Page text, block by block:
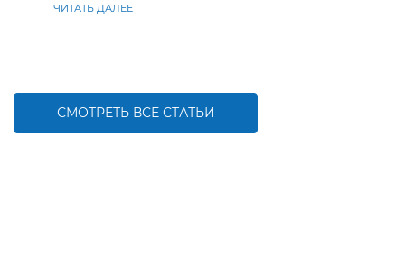
ЧИТАТЬ ДАЛЕЕ
СМОТРЕТЬ ВСЕ СТАТЬИ